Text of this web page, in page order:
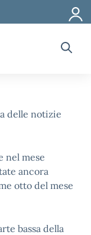
delle notizie
nel mese
ancora
otto del mese
bassa della